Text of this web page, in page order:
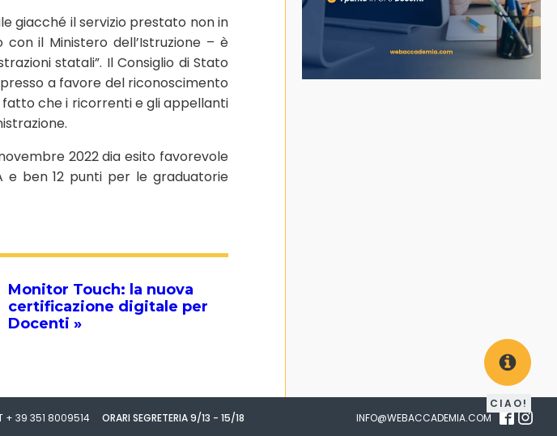
giacché il servizio prestato non in
il Ministero dell’Istruzione – è
statali”. Il Consiglio di Stato
a favore del riconoscimento
fatto che i ricorrenti e gli appellanti
2022 dia esito favorevole
ben 12 punti per le graduatorie
Monitor Touch: la nuova
certificazione digitale per
Docenti »
+ 39 351 8009514 ORARI SEGRETERIA 9/13 - 15/18 INFO@WEBACCADEMIA.COM
CIAO!